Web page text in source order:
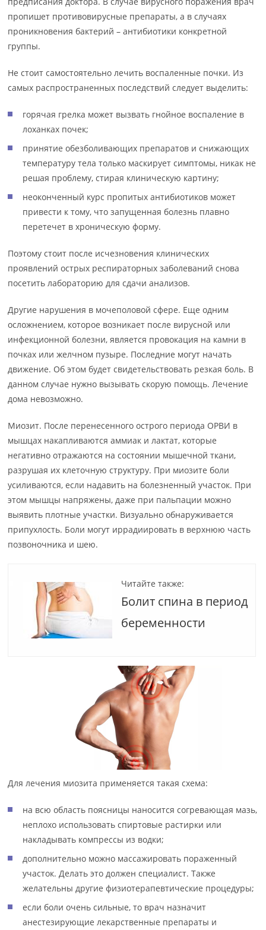
пропишет противовирусные препараты, а в случаях
проникновения бактерий – антибиотики конкретной
группы.
Не стоит самостоятельно лечить воспаленные почки. Из
самых распространенных последствий следует выделить:
горячая грелка может вызвать гнойное воспаление в
лоханках почек;
принятие обезболивающих препаратов и снижающих
температуру тела только маскирует симптомы, никак не
решая проблему, стирая клиническую картину;
неоконченный курс пропитых антибиотиков может
привести к тому, что запущенная болезнь плавно
перетечет в хроническую форму.
Поэтому стоит после исчезновения клинических
проявлений острых респираторных заболеваний снова
посетить лабораторию для сдачи анализов.
Другие нарушения в мочеполовой сфере. Еще одним
осложнением, которое возникает после вирусной или
инфекционной болезни, является провокация на камни в
почках или желчном пузыре. Последние могут начать
движение. Об этом будет свидетельствовать резкая боль. В
данном случае нужно вызывать скорую помощь. Лечение
дома невозможно.
Миозит. После перенесенного острого периода ОРВИ в
мышцах накапливаются аммиак и лактат, которые
негативно отражаются на состоянии мышечной ткани,
разрушая их клеточную структуру. При миозите боли
усиливаются, если надавить на болезненный участок. При
этом мышцы напряжены, даже при пальпации можно
выявить плотные участки. Визуально обнаруживается
припухлость. Боли могут иррадиировать в верхнюю часть
позвоночника и шею.
Читайте также:
Болит спина в период
беременности
Для лечения миозита применяется такая схема:
на всю область поясницы наносится согревающая мазь,
неплохо использовать спиртовые растирки или
накладывать компрессы из водки;
дополнительно можно массажировать пораженный
участок. Делать это должен специалист. Также
желательны другие физиотерапевтические процедуры;
если боли очень сильные, то врач назначит
анестезирующие лекарственные препараты и